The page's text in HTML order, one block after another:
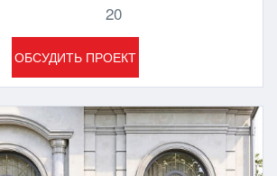
20
ОБСУДИТЬ ПРОЕКТ